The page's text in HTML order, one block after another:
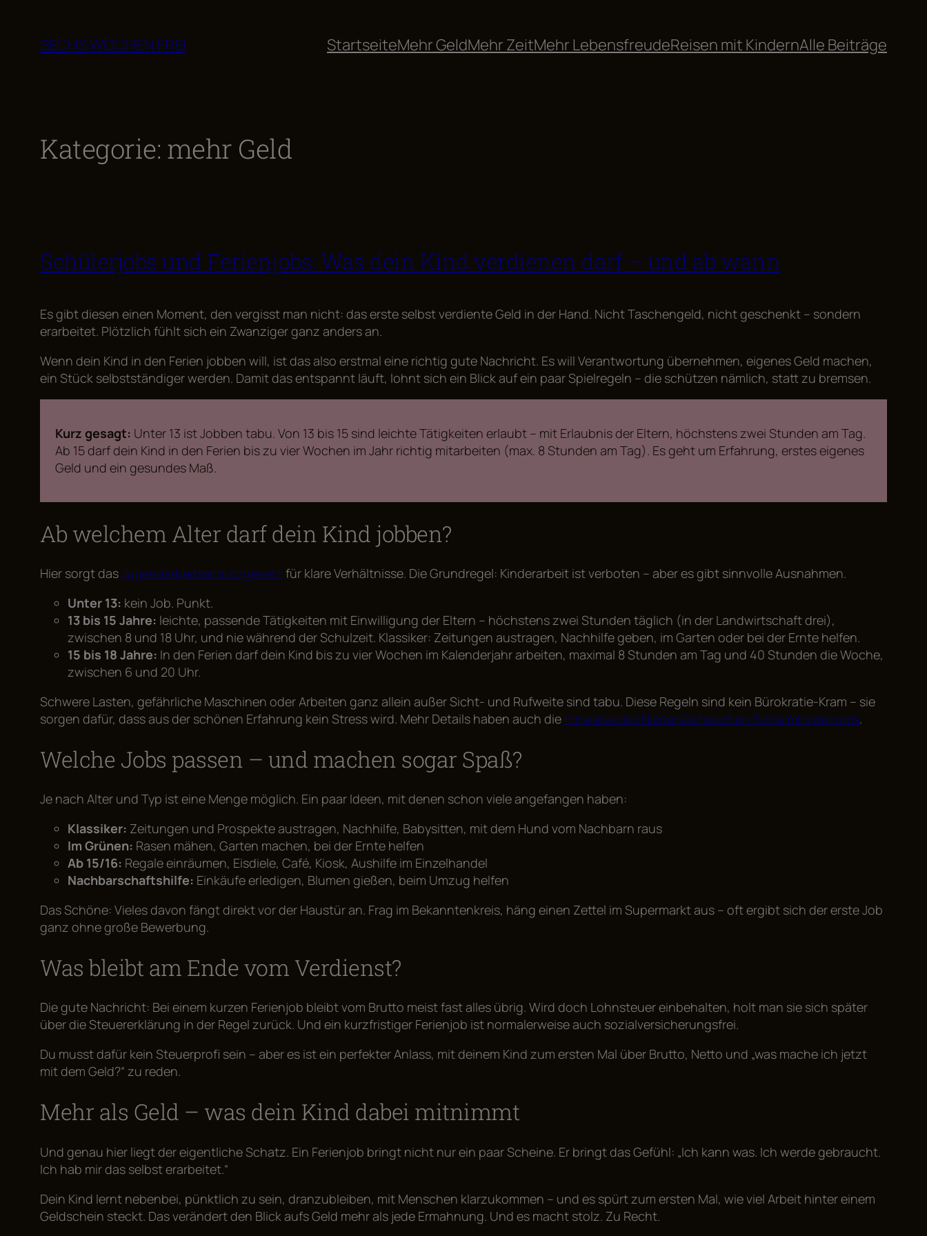
Inhalt
springen
SECHS WOCHEN FREI StartseiteMehr GeldMehr ZeitMehr LebensfreudeReisen mit KindernAlle Beiträge
Kategorie: mehr Geld
Schülerjobs und Ferienjobs: Was dein Kind verdienen darf – und ab wann
Es gibt diesen einen Moment, den vergisst man nicht: das erste selbst verdiente Geld in der Hand. Nicht Taschengeld, nicht geschenkt – sondern
erarbeitet. Plötzlich fühlt sich ein Zwanziger ganz anders an.
Wenn dein Kind in den Ferien jobben will, ist das also erstmal eine richtig gute Nachricht. Es will Verantwortung übernehmen, eigenes Geld machen,
ein Stück selbstständiger werden. Damit das entspannt läuft, lohnt sich ein Blick auf ein paar Spielregeln – die schützen nämlich, statt zu bremsen.
Kurz gesagt: Unter 13 ist Jobben tabu. Von 13 bis 15 sind leichte Tätigkeiten erlaubt – mit Erlaubnis der Eltern, höchstens zwei Stunden am Tag.
Ab 15 darf dein Kind in den Ferien bis zu vier Wochen im Jahr richtig mitarbeiten (max. 8 Stunden am Tag). Es geht um Erfahrung, erstes eigenes
Geld und ein gesundes Maß.
Ab welchem Alter darf dein Kind jobben?
Hier sorgt dasJugendarbeitsschutzgesetz für klare Verhältnisse. Die Grundregel: Kinderarbeit ist verboten – aber es gibt sinnvolle Ausnahmen.
Unter 13: kein Job. Punkt.
13 bis 15 Jahre: leichte, passende Tätigkeiten mit Einwilligung der Eltern – höchstens zwei Stunden täglich (in der Landwirtschaft drei),
zwischen 8 und 18 Uhr, und nie während der Schulzeit. Klassiker: Zeitungen austragen, Nachhilfe geben, im Garten oder bei der Ernte helfen.
15 bis 18 Jahre: In den Ferien darf dein Kind bis zu vier Wochen im Kalenderjahr arbeiten, maximal 8 Stunden am Tag und 40 Stunden die Woche,
zwischen 6 und 20 Uhr.
Schwere Lasten, gefährliche Maschinen oder Arbeiten ganz allein außer Sicht- und Rufweite sind tabu. Diese Regeln sind kein Bürokratie-Kram – sie
sorgen dafür, dass aus der schönen Erfahrung kein Stress wird. Mehr Details haben auch die Hinweise des Niedersächsischen Sozialministeriums.
Welche Jobs passen – und machen sogar Spaß?
Je nach Alter und Typ ist eine Menge möglich. Ein paar Ideen, mit denen schon viele angefangen haben:
Klassiker: Zeitungen und Prospekte austragen, Nachhilfe, Babysitten, mit dem Hund vom Nachbarn raus
Im Grünen: Rasen mähen, Garten machen, bei der Ernte helfen
Ab 15/16: Regale einräumen, Eisdiele, Café, Kiosk, Aushilfe im Einzelhandel
Nachbarschaftshilfe: Einkäufe erledigen, Blumen gießen, beim Umzug helfen
Das Schöne: Vieles davon fängt direkt vor der Haustür an. Frag im Bekanntenkreis, häng einen Zettel im Supermarkt aus – oft ergibt sich der erste Job
ganz ohne große Bewerbung.
Was bleibt am Ende vom Verdienst?
Die gute Nachricht: Bei einem kurzen Ferienjob bleibt vom Brutto meist fast alles übrig. Wird doch Lohnsteuer einbehalten, holt man sie sich später
über die Steuererklärung in der Regel zurück. Und ein kurzfristiger Ferienjob ist normalerweise auch sozialversicherungsfrei.
Du musst dafür kein Steuerprofi sein – aber es ist ein perfekter Anlass, mit deinem Kind zum ersten Mal über Brutto, Netto und „was mache ich jetzt
mit dem Geld?“ zu reden.
Mehr als Geld – was dein Kind dabei mitnimmt
Und genau hier liegt der eigentliche Schatz. Ein Ferienjob bringt nicht nur ein paar Scheine. Er bringt das Gefühl: „Ich kann was. Ich werde gebraucht.
Ich hab mir das selbst erarbeitet.“
Dein Kind lernt nebenbei, pünktlich zu sein, dranzubleiben, mit Menschen klarzukommen – und es spürt zum ersten Mal, wie viel Arbeit hinter einem
Geldschein steckt. Das verändert den Blick aufs Geld mehr als jede Ermahnung. Und es macht stolz. Zu Recht.